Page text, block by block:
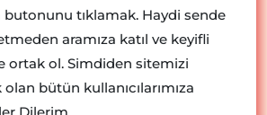
butonunu tıklamak. Haydi sende
aramıza katıl ve keyifli
ortak ol. Simdiden sitemizi
bütün kullanıcılarımıza
Dilerim..